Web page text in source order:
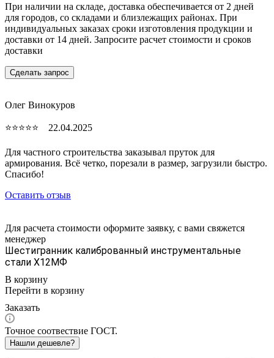
При наличии на складе, доставка обеспечивается от 2 дней
для городов, со складами и близлежащих районах. При
индивидуальных заказах сроки изготовления продукции и
доставки от 14 дней. Запросите расчет стоимости и сроков
доставки
Сделать запрос
Олег Винокуров
⭐⭐⭐⭐⭐ 22.04.2025
Для частного строительства заказывал пруток для
армирования. Всё четко, порезали в размер, загрузили быстро.
Спасибо!
Оставить отзыв
Для расчета стоимости оформите заявку, с вами свяжется
менеджер
Шестигранник калиброванный инструментальные
стали Х12МФ
В корзину
Перейти в корзину
Заказать
Точное соотвествие ГОСТ.
Нашли дешевле?